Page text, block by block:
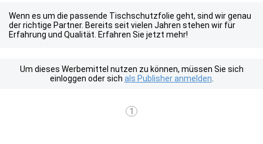
Wenn es um die passende Tischschutzfolie geht, sind wir genau
der richtige Partner. Bereits seit vielen Jahren stehen wir für
Erfahrung und Qualität. Erfahren Sie jetzt mehr!
Um dieses Werbemittel nutzen zu können, müssen Sie sich
einloggen oder sich als Publisher anmelden
1